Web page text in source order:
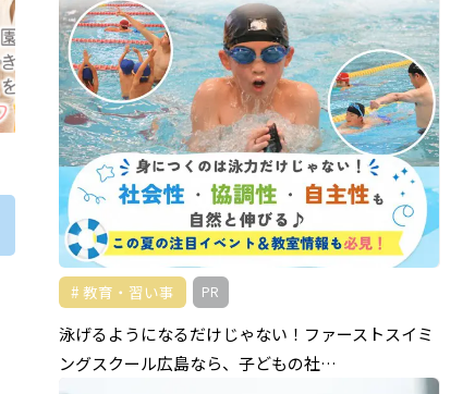
教育・習い事 PR
泳げるようになるだけじゃない！ファーストスイミ
ングスクール広島なら、子どもの社…